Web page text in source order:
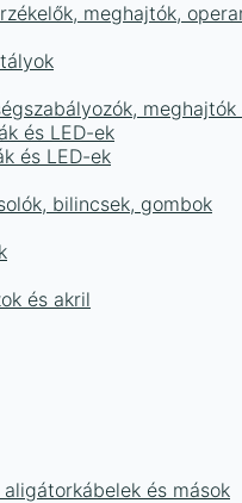
meghajtók,
és LED-ek
és LED-ek
bilincsek, gombok
és akril
és mások